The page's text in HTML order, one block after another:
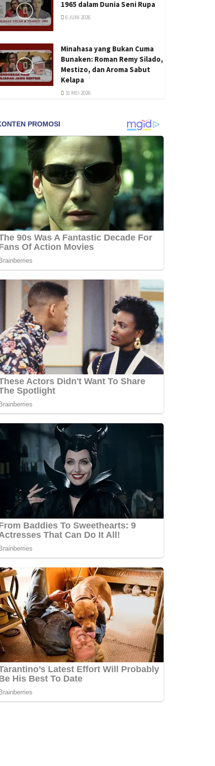
1965 dalam Dunia Seni Rupa
6 JUNI 2026
Minahasa yang Bukan Cuma
Bunaken: Roman Remy Silado,
Mestizo, dan Aroma Sabut
Kelapa
31 MEI 2026